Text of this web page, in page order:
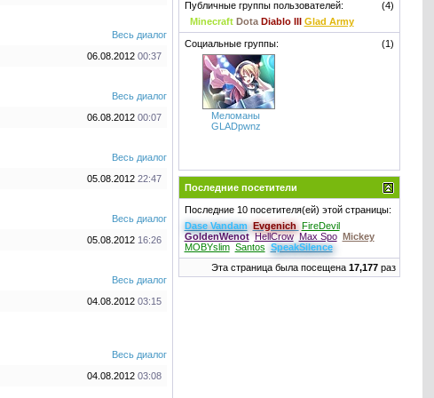
Весь диалог
06.08.2012 00:37
Весь диалог
06.08.2012 00:07
Весь диалог
05.08.2012 22:47
Весь диалог
05.08.2012 16:26
Весь диалог
04.08.2012 03:15
Весь диалог
04.08.2012 03:08
(4)
Публичные группы пользователей:
Minecraft Dota Diablo III Glad Army
(1)
Социальные группы:
Меломаны
GLADpwnz
Последние посетители
Последние 10 посетителя(ей) этой страницы:
Dase Vandam Evgenich FireDevil
GoldenWenot HellCrow Max Spo Mickey
MOBYslim Santos SpeakSilence
Эта страница была посещена 17,177раз